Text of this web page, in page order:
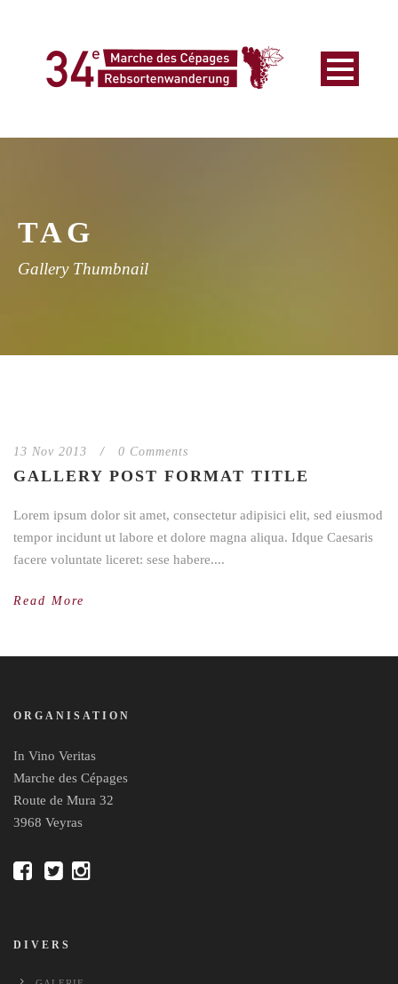
TAG
Gallery Thumbnail
13 Nov 2013 / 0 Comments
GALLERY POST FORMAT TITLE
Lorem ipsum dolor sit amet, consectetur adipisici elit, sed eiusmod
tempor incidunt ut labore et dolore magna aliqua. Idque Caesaris
facere voluntate liceret: sese habere....
Read More
ORGANISATION
In Vino Veritas
Marche des Cépages
Route de Mura 32
3968 Veyras
DIVERS